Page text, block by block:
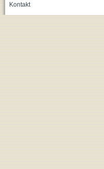
Kontakt